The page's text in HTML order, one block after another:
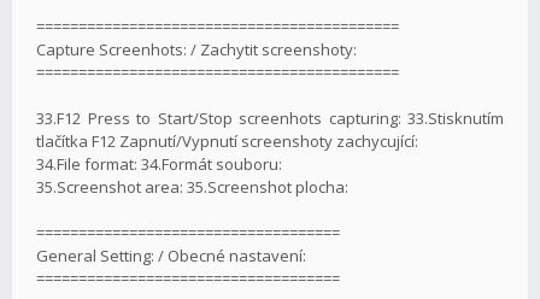
===========================================
Capture Screenhots: / Zachytit screenshoty:
===========================================
33.F12 Press to Start/Stop screenhots capturing: 33.Stisknutím
tlačítka F12 Zapnutí/Vypnutí screenshoty zachycující:
34.File format: 34.Formát souboru:
35.Screenshot area: 35.Screenshot plocha:
====================================
General Setting: / Obecné nastavení:
====================================